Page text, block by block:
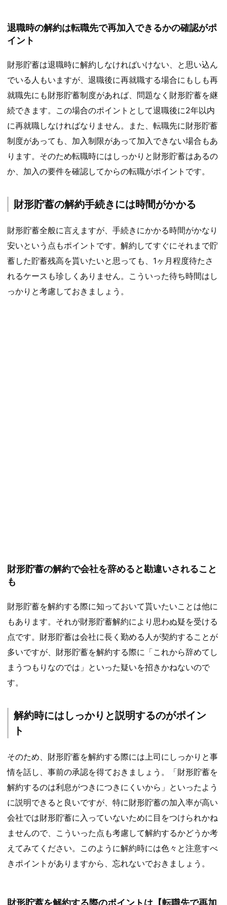
退職時の解約は転職先で再加入できるかの確認がポ
イント
財形貯蓄は退職時に解約しなければいけない、と思い込ん
でいる人もいますが、退職後に再就職する場合にもしも再
就職先にも財形貯蓄制度があれば、問題なく財形貯蓄を継
続できます。この場合のポイントとして退職後に2年以内
に再就職しなければなりません。また、転職先に財形貯蓄
制度があっても、加入制限があって加入できない場合もあ
ります。そのため転職時にはしっかりと財形貯蓄はあるの
か、加入の要件を確認してからの転職がポイントです。
財形貯蓄の解約手続きには時間がかかる
財形貯蓄全般に言えますが、手続きにかかる時間がかなり
安いという点もポイントです。解約してすぐにそれまで貯
蓄した貯蓄残高を貰いたいと思っても、1ヶ月程度待たさ
れるケースも珍しくありません。こういった待ち時間はし
っかりと考慮しておきましょう。
財形貯蓄の解約で会社を辞めると勘違いされること
も
財形貯蓄を解約する際に知っておいて貰いたいことは他に
もあります。それが財形貯蓄解約により思わぬ疑を受ける
点です。財形貯蓄は会社に長く勤める人が契約することが
多いですが、財形貯蓄を解約する際に「これから辞めてし
まうつもりなのでは」といった疑いを招きかねないので
す。
解約時にはしっかりと説明するのがポイン
ト
そのため、財形貯蓄を解約する際には上司にしっかりと事
情を話し、事前の承認を得ておきましょう。「財形貯蓄を
解約するのは利息がつきにつきにくいから」といったよう
に説明できると良いですが、特に財形貯蓄の加入率が高い
会社では財形貯蓄に入っていないために目をつけられかね
ませんので、こういった点も考慮して解約するかどうか考
えてみてください。このように解約時には色々と注意すべ
きポイントがありますから、忘れないでおきましょう。
財形貯蓄を解約する際のポイントは【転職先で再加